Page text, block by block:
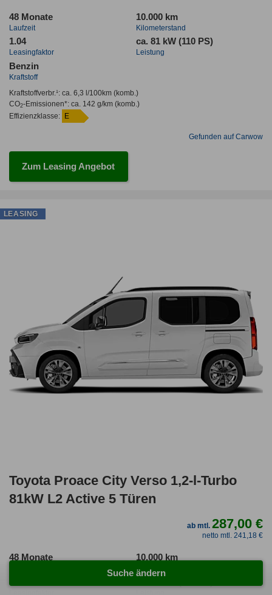
48 Monate
Laufzeit
10.000 km
Kilometerstand
1.04
Leasingfaktor
ca. 81 kW (110 PS)
Leistung
Benzin
Kraftstoff
Kraftstoffverbr.¹: ca. 6,3 l/100km(komb.)
CO2-Emissionen*: ca. 142 g/km(komb.)
Effizienzklasse:
E
Gefunden auf Carwow
Zum Leasing Angebot
Toyota Proace City Verso 1,2-l-Turbo
81kW L2 Active 5 Türen
ab mtl.287,00 €
netto mtl. 241,18 €
48 Monate 10.000 km
Kilometerstand
1.04
LEASING
Suche ändern